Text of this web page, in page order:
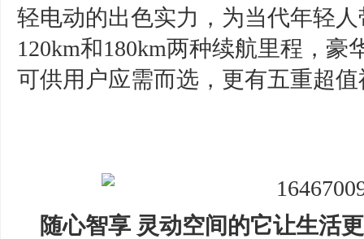
轻电动的出色实力，为当代年轻
120km和180km两种续航里程，
可供用户应需而选，更有五重超
随心智享 灵动空间的它让生活更